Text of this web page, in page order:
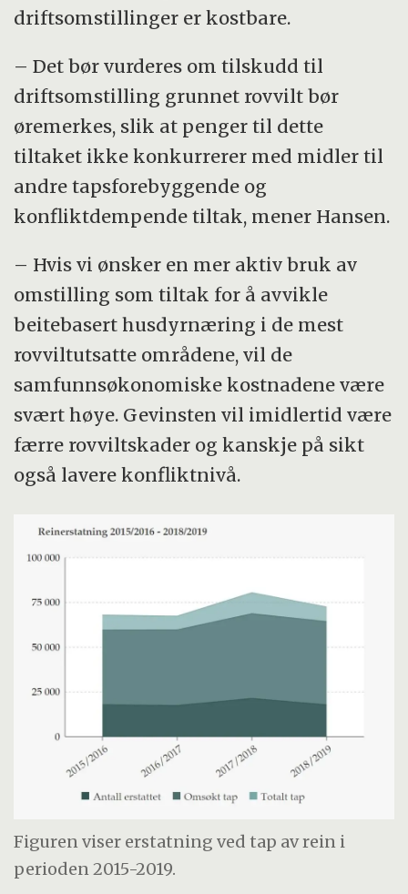
driftsomstillinger er kostbare.
– Det bør vurderes om tilskudd til
driftsomstilling grunnet rovvilt bør
øremerkes, slik at penger til dette
tiltaket ikke konkurrerer med midler til
andre tapsforebyggende og
konfliktdempende tiltak, mener Hansen.
– Hvis vi ønsker en mer aktiv bruk av
omstilling som tiltak for å avvikle
beitebasert husdyrnæring i de mest
rovviltutsatte områdene, vil de
samfunnsøkonomiske kostnadene være
svært høye. Gevinsten vil imidlertid være
færre rovviltskader og kanskje på sikt
også lavere konfliktnivå.
Figuren viser erstatning ved tap av rein i
perioden 2015-2019.